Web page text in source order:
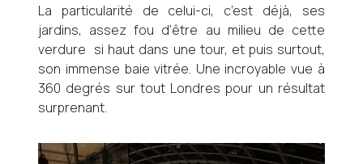
La particularité de celui-ci, c’est déjà, ses
jardins, assez fou d’être au milieu de cette
verdure si haut dans une tour, et puis surtout,
son immense baie vitrée. Une incroyable vue à
360 degrés sur tout Londres pour un résultat
surprenant.